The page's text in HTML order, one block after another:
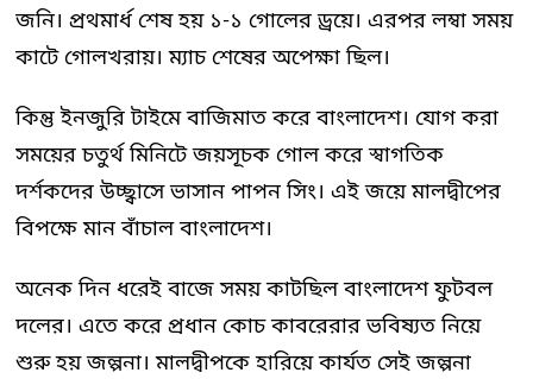
জনি। প্রথমার্ধ শেষ হয় ১-১ গোলের ড্রয়ে। এরপর লম্বা সময়
কাটে গোলখরায়। ম্যাচ শেষের অপেক্ষা ছিল।
কিন্তু ইনজুরি টাইমে বাজিমাত করে বাংলাদেশ। যোগ করা
সময়ের চতুর্থ মিনিটে জয়সূচক গোল করে স্বাগতিক
দর্শকদের উচ্ছ্বাসে ভাসান পাপন সিং। এই জয়ে মালদ্বীপের
বিপক্ষে মান বাঁচাল বাংলাদেশ।
অনেক দিন ধরেই বাজে সময় কাটছিল বাংলাদেশ ফুটবল
দলের। এতে করে প্রধান কোচ কাবরেরার ভবিষ্যত নিয়ে
শুরু হয় জল্পনা। মালদ্বীপকে হারিয়ে কার্যত সেই জল্পনা